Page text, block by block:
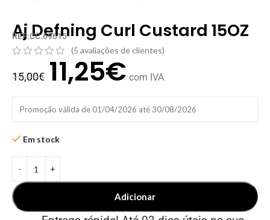
Aj Defning Curl Custard 15OZ
REF:CC.69615
(5 avaliações de clientes)
15,00€ 11,25€ com IVA
Promoção válida de 01/04/2026 até 30/08/2026
Em stock
Adicionar